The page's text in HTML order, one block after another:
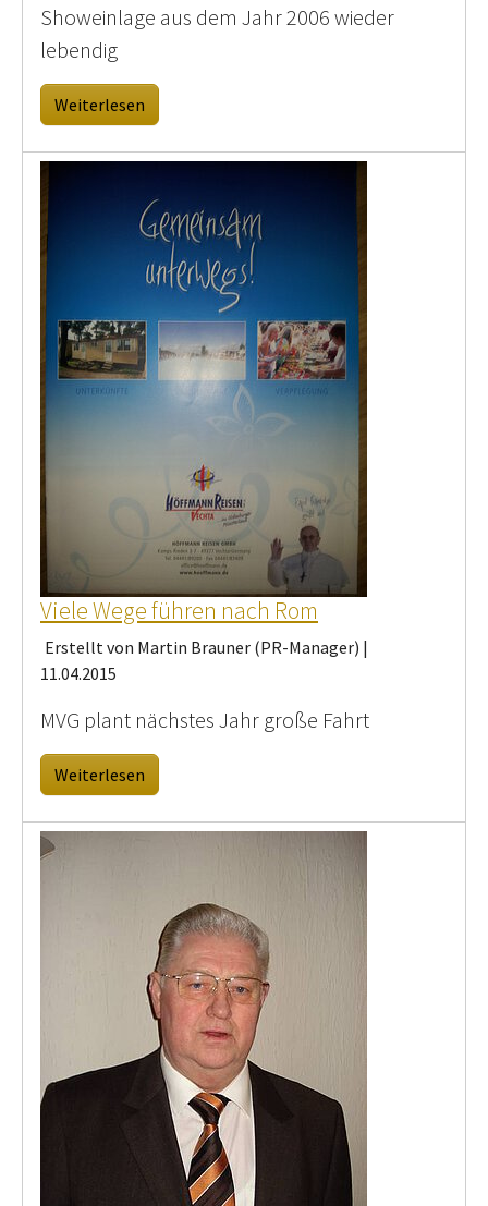
Showeinlage aus dem Jahr 2006 wieder
lebendig
Weiterlesen
Viele Wege führen nach Rom
Erstellt von Martin Brauner (PR-Manager) |
11.04.2015
MVG plant nächstes Jahr große Fahrt
Weiterlesen